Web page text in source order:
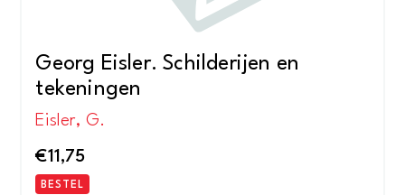
Georg Eisler. Schilderijen en
tekeningen
Eisler, G.
€11,75
BESTEL